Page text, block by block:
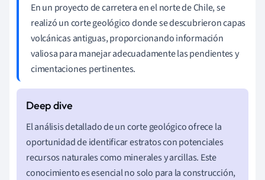
En un proyecto de carretera en el norte de Chile, se
realizó un corte geológico donde se descubrieron capas
volcánicas antiguas, proporcionando información
valiosa para manejar adecuadamente las pendientes y
cimentaciones pertinentes.
El análisis detallado de un corte geológico ofrece la
oportunidad de identificar estratos con potenciales
recursos naturales como minerales y arcillas. Este
conocimiento es esencial no solo para la construcción,